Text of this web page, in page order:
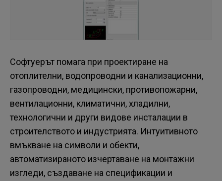
Софтуерът помага при проектиране на
отоплителни, водопроводни и канализационни,
газопроводни, медицински, противопожарни,
вентилационни, климатични, хладилни,
технологични и други видове инсталации в
строителството и индустрията. Интуитивното
вмъкване на символи и обекти,
автоматизираното изчертаване на монтажни
изгледи, създаване на спецификации и